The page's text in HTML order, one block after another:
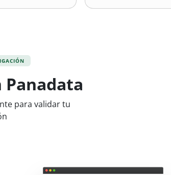
Panadata
para validar tu